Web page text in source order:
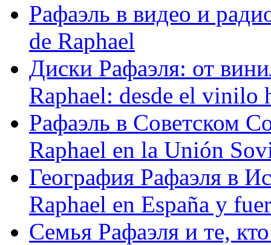
Рафаэль в видео и
de Raphael
Диски Рафаэля: от
Raphael: desde el vinilo
Рафаэль в Советском
Raphael en la Unión
География Рафаэля в
Raphael en España y
Семья Рафаэля и те,